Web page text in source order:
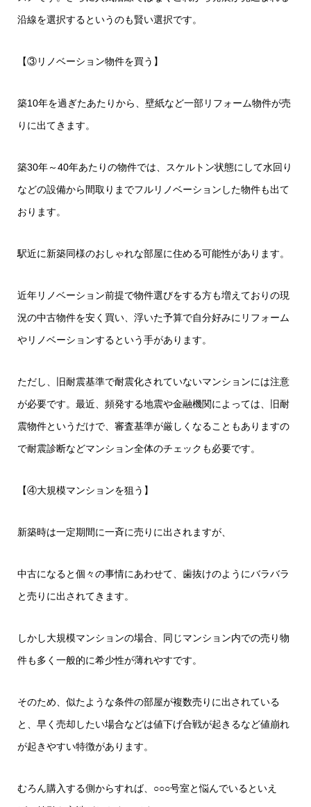
沿線を選択するというのも賢い選択です。
【③リノベーション物件を買う】
築10年を過ぎたあたりから、壁紙など一部リフォーム物件が売
りに出てきます。
築30年～40年あたりの物件では、スケルトン状態にして水回り
などの設備から間取りまでフルリノベーションした物件も出て
おります。
駅近に新築同様のおしゃれな部屋に住める可能性があります。
近年リノベーション前提で物件選びをする方も増えておりの現
況の中古物件を安く買い、浮いた予算で自分好みにリフォーム
やリノベーションするという手があります。
ただし、旧耐震基準で耐震化されていないマンションには注意
が必要です。最近、頻発する地震や金融機関によっては、旧耐
震物件というだけで、審査基準が厳しくなることもありますの
で耐震診断などマンション全体のチェックも必要です。
【④大規模マンションを狙う】
新築時は一定期間に一斉に売りに出されますが、
中古になると個々の事情にあわせて、歯抜けのようにバラバラ
と売りに出されてきます。
しかし大規模マンションの場合、同じマンション内での売り物
件も多く一般的に希少性が薄れやすです。
そのため、似たような条件の部屋が複数売りに出されている
と、早く売却したい場合などは値下げ合戦が起きるなど値崩れ
が起きやすい特徴があります。
むろん購入する側からすれば、○○○号室と悩んでいるといえ